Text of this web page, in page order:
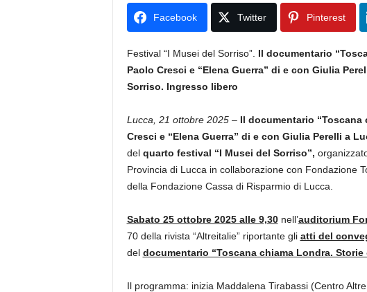
Facebook Twitter Pinterest
Festival “I Musei del Sorriso”. Il documentario
Paolo Cresci e “Elena Guerra” di e con Giulia
Sorriso. Ingresso libero
Lucca, 21 ottobre 2025– Il documentario “Toscana
Cresci e “Elena Guerra” di e con Giulia Perelli a
del quarto festival “I Musei del Sorriso”,
Provincia di Lucca in collaborazione con Fondazione
della Fondazione Cassa di Risparmio di Lucca.
Sabato 25 ottobre 2025 alle 9,30nell’auditorium
70 della rivista “Altreitalie” riportante gli atti del
del documentario “Toscana chiama Londra.
Il programma: inizia Maddalena Tirabassi (Centro